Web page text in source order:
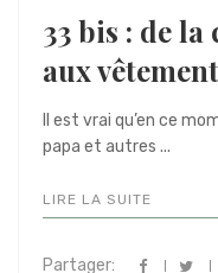
33 bis : de la
aux
Il est vrai qu’en ce
papa et autres ...
LIRE LA SUITE
Partager: